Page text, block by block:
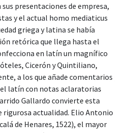
presentaciones de empresa,
y el actual homo mediaticus
griega y latina se había
retórica que llega hasta el
en latín un magnífico
Cicerón y Quintiliano,
a los que añade comentarios
latín con notas aclaratorias
Gallardo convierte esta
rigurosa actualidad. Elio Antonio
de Henares, 1522), el mayor